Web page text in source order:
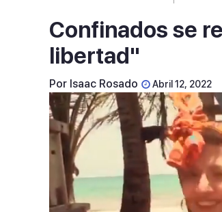
Confinados se
libertad"
Por Isaac Rosado Abril 12, 2022